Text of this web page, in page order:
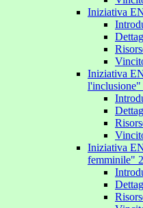
Iniziativa
Iniziativa
l'inclusione"
Iniziativa
femminile"